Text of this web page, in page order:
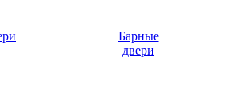
Барные
двери